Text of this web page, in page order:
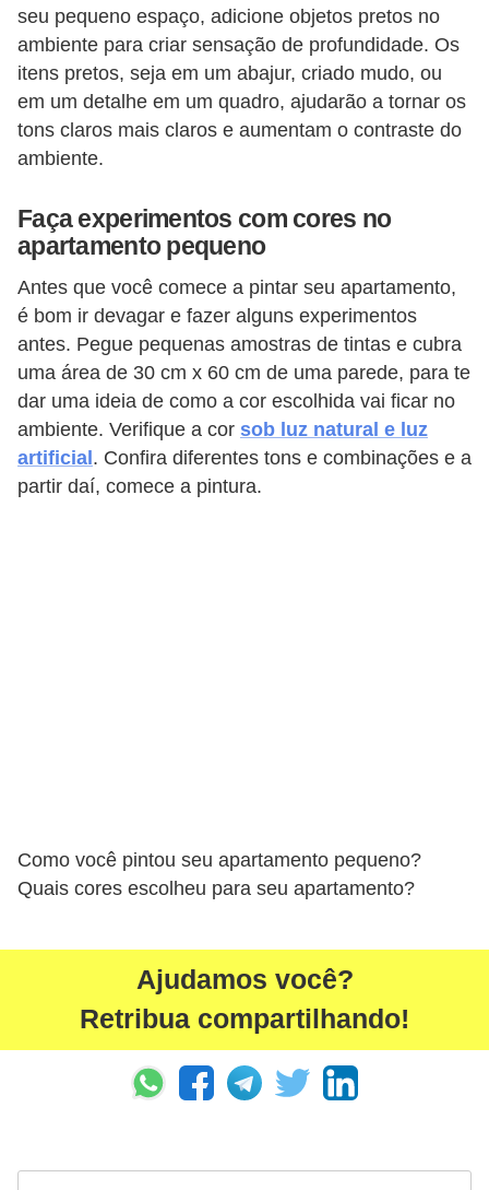
seu pequeno espaço, adicione objetos pretos no
ambiente para criar sensação de profundidade. Os
itens pretos, seja em um abajur, criado mudo, ou
em um detalhe em um quadro, ajudarão a tornar os
tons claros mais claros e aumentam o contraste do
ambiente.
Faça experimentos com cores no
apartamento pequeno
Antes que você comece a pintar seu apartamento,
é bom ir devagar e fazer alguns experimentos
antes. Pegue pequenas amostras de tintas e cubra
uma área de 30 cm x 60 cm de uma parede, para te
dar uma ideia de como a cor escolhida vai ficar no
ambiente. Verifique a cor sob luz natural e luz
artificial . Confira diferentes tons e combinações e a
partir daí, comece a pintura.
Como você pintou seu apartamento pequeno?
Quais cores escolheu para seu apartamento?
Ajudamos você?
Retribua compartilhando!